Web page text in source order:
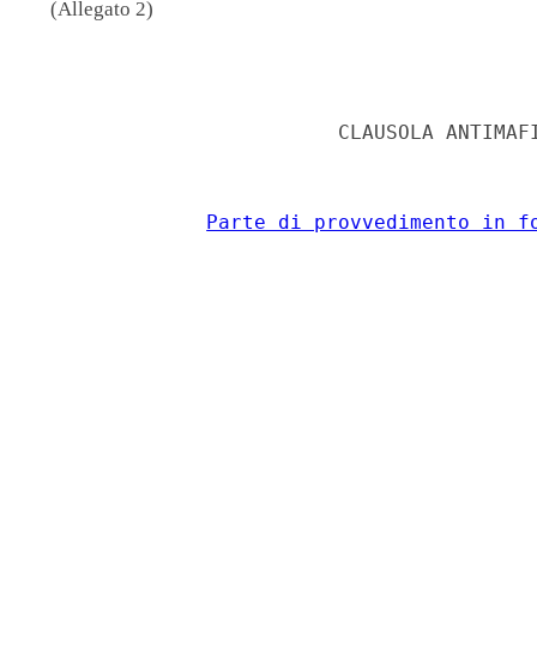
(Allegato 2)
CLAUSOLA
Parte di provvedimento in